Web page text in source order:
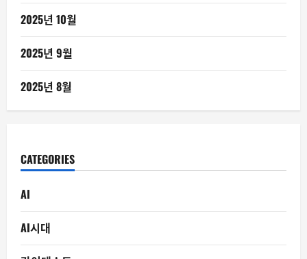
2025년 10월
2025년 9월
2025년 8월
CATEGORIES
AI
AI시대